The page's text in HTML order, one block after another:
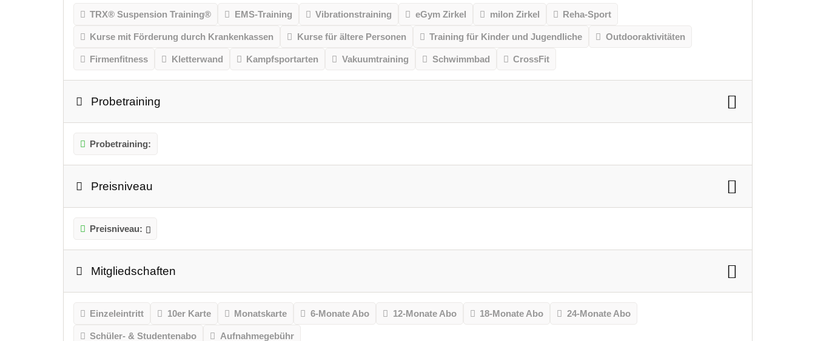
TRX® Suspension Training® EMS-Training Vibrationstraining eGym Zirkel milon Zirkel Reha-Sport
Kurse mit Förderung durch Krankenkassen Kurse für ältere Personen Training für Kinder und Jugendliche Outdooraktivitäten
Firmenfitness Kletterwand Kampfsportarten Vakuumtraining Schwimmbad CrossFit
Probetraining
Probetraining:
Preisniveau
Preisniveau:
Mitgliedschaften
Einzeleintritt 10er Karte Monatskarte 6-Monate Abo 12-Monate Abo 18-Monate Abo 24-Monate Abo
Schüler- & Studentenabo Aufnahmegebühr